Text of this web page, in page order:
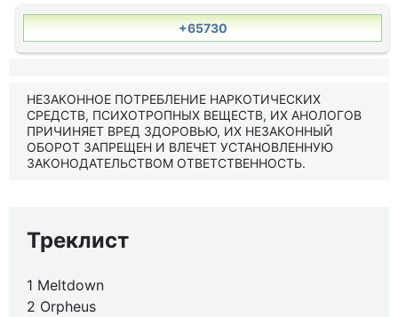
+65730
НЕЗАКОННОЕ ПОТРЕБЛЕНИЕ НАРКОТИЧЕСКИХ
СРЕДСТВ, ПСИХОТРОПНЫХ ВЕЩЕСТВ, ИХ АНОЛОГОВ
ПРИЧИНЯЕТ ВРЕД ЗДОРОВЬЮ, ИХ НЕЗАКОННЫЙ
ОБОРОТ ЗАПРЕЩЕН И ВЛЕЧЕТ УСТАНОВЛЕННУЮ
ЗАКОНОДАТЕЛЬСТВОМ ОТВЕТСТВЕННОСТЬ.
Треклист
1 Meltdown
2 Orpheus